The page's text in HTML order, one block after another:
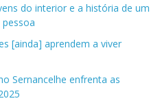
do interior e a história de um
[ainda] aprendem a viver
Sernancelhe enfrenta as